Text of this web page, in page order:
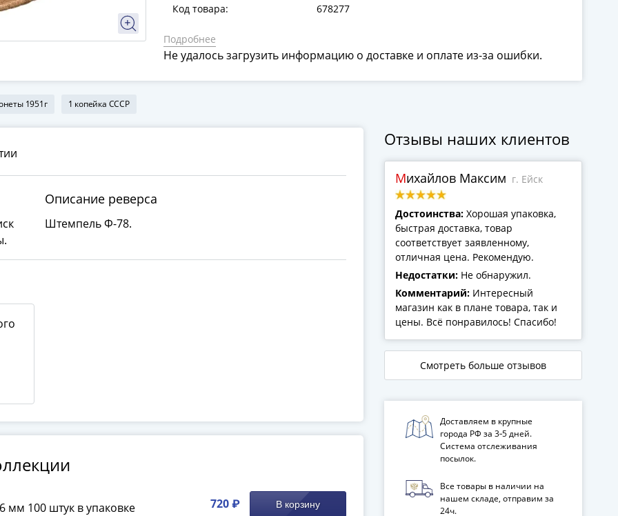
Код товара:
678277
Подробнее
Не удалось загрузить информацию о доставке и оплате из-за ошибки.
1951г 1 копейка СССР
Описание реверса
Штемпель Ф-78.
мм 100 штук в упаковке 720 ₽ В корзину
Отзывы наших клиентов
Михайлов Максим г. Ейск
Достоинства: Хорошая упаковка,
быстрая доставка, товар
соответствует заявленному,
отличная цена. Рекомендую.
Недостатки: Не обнаружил.
Комментарий: Интересный
магазин как в плане товара, так и
цены. Всё понравилось! Спасибо!
Смотреть больше отзывов
Доставляем в крупные
города РФ за 3‑5 дней.
Система отслеживания
посылок.
Все товары в наличии на
нашем складе, отправим за
24ч.